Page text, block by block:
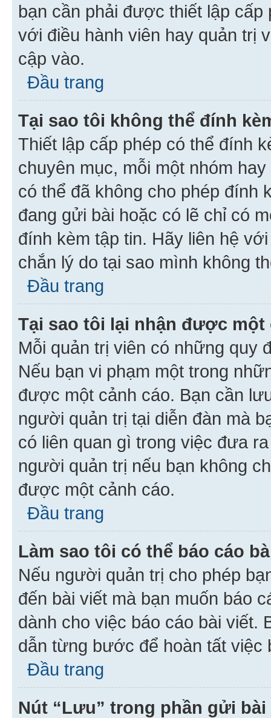
bạn cần phải được thiết lập
với điều hành viên hay quản trị
cập vào.
Đầu trang
Tại sao tôi không thể đính
Thiết lập cấp phép có thể đính
chuyên mục, mỗi một nhóm
có thể đã không cho phép đính
đang gửi bài hoặc có lẽ chỉ có
đính kèm tập tin. Hãy liên hệ
chắn lý do tại sao mình không
Đầu trang
Tại sao tôi lại nhận được một
Mỗi quản trị viên có những quy
Nếu bạn vi phạm một trong
được một cảnh cáo. Bạn cần
người quản trị tại diễn đàn mà
có liên quan gì trong việc đưa
người quản trị nếu bạn không
được một cảnh cáo.
Đầu trang
Làm sao tôi có thể báo cáo
Nếu người quản trị cho phép
đến bài viết mà bạn muốn báo
dành cho việc báo cáo bài viết.
dẫn từng bước để hoàn tất việc
Đầu trang
Nút “Lưu” trong phần gửi